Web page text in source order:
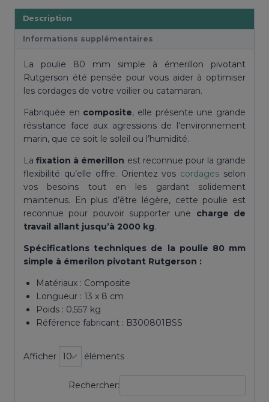
80
mm
simple
à
émerillon
pivotant
Rutgerson
Description
Informations supplémentaires
La poulie 80 mm simple à émerillon pivotant
Rutgerson été pensée pour vous aider à optimiser
les cordages de votre voilier ou catamaran.
Fabriquée en composite, elle présente une grande
résistance face aux agressions de l’environnement
marin, que ce soit le soleil ou l’humidité.
Lafixation à émerillon est reconnue pour la grande
flexibilité qu’elle offre. Orientez vos cordages selon
vos besoins tout en les gardant solidement
maintenus. En plus d’être légère, cette poulie est
reconnue pour pouvoir supporter une charge de
travail allant jusqu’à 2000 kg.
Spécifications techniques de la poulie 80 mm
simple à émerilon pivotant Rutgerson :
Matériaux : Composite
Longueur : 13 x 8 cm
Poids : 0,557 kg
Référence fabricant : B300801BSS
Afficher éléments
Rechercher: